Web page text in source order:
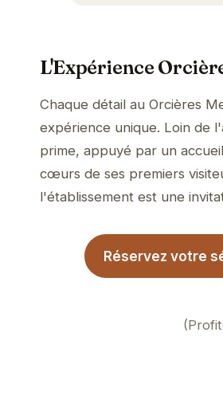
L'Expérience
Chaque détail au Orcières
expérience unique. Loin de
prime, appuyé par un
cœurs de ses premiers
l'établissement est une
Réservez votre